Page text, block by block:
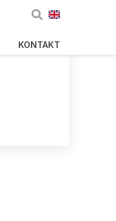
KONTAKT